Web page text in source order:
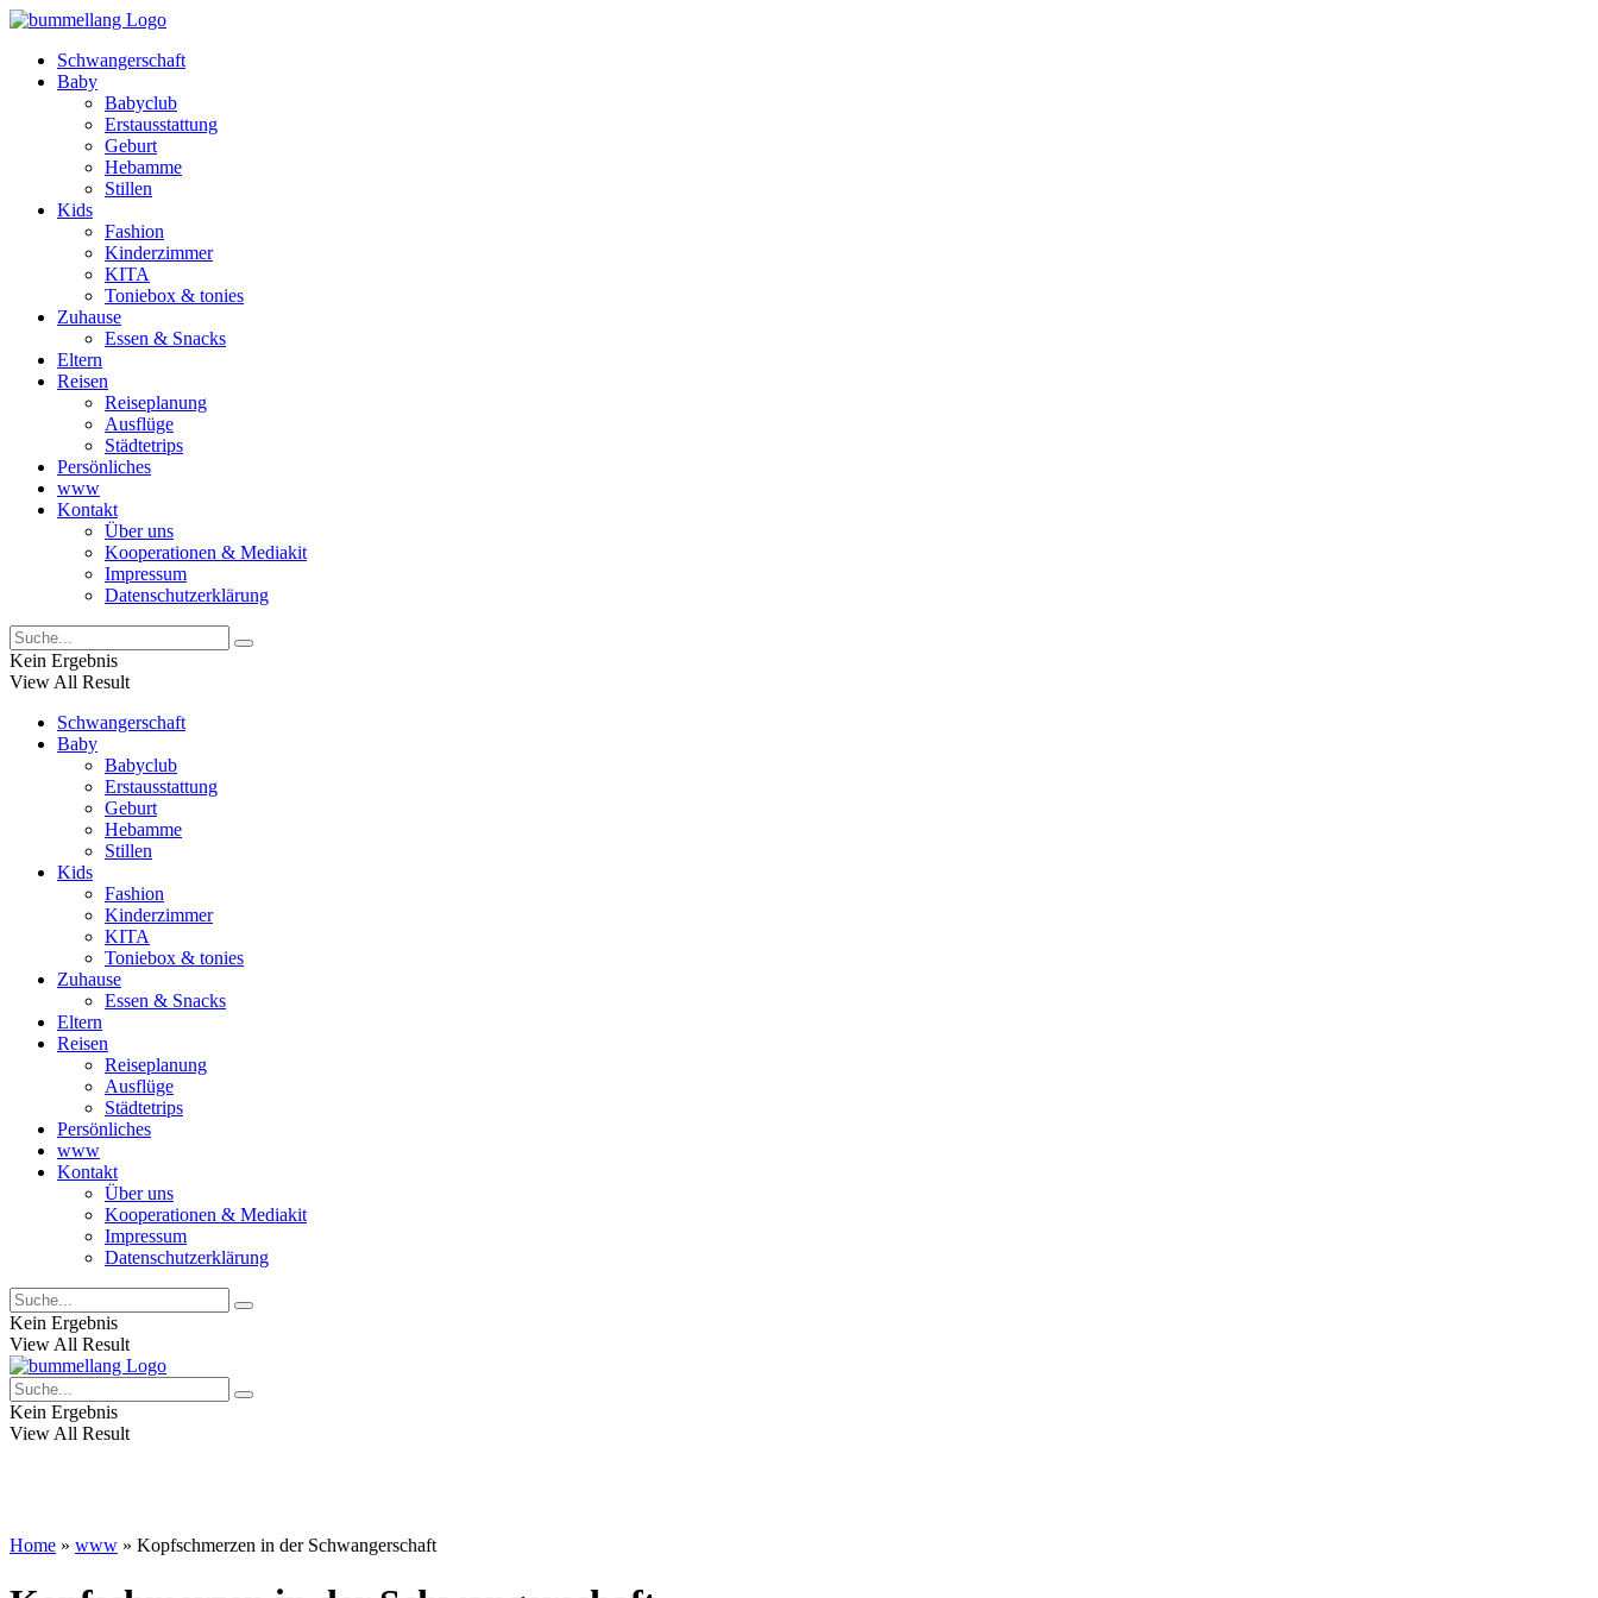
Schwangerschaft
Baby
Babyclub
Erstausstattung
Geburt
Hebamme
Stillen
Kids
Fashion
Kinderzimmer
KITA
Toniebox & tonies
Zuhause
Essen & Snacks
Eltern
Reisen
Reiseplanung
Ausflüge
Städtetrips
Persönliches
www
Kontakt
Über uns
Kooperationen & Mediakit
Impressum
Datenschutzerklärung
Kein Ergebnis
View All Result
Schwangerschaft
Baby
Babyclub
Erstausstattung
Geburt
Hebamme
Stillen
Kids
Fashion
Kinderzimmer
KITA
Toniebox & tonies
Zuhause
Essen & Snacks
Eltern
Reisen
Reiseplanung
Ausflüge
Städtetrips
Persönliches
www
Kontakt
Über uns
Kooperationen & Mediakit
Impressum
Datenschutzerklärung
Kein Ergebnis
View All Result
Kein Ergebnis
View All Result
Home » www » Kopfschmerzen in der Schwangerschaft